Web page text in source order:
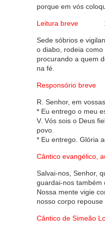
porque em vós
Leitura breve
Sede sóbrios e
o diabo, rodeia como
procurando a quem
na fé.
Responsório breve
R. Senhor, em
* Eu entrego o meu
V. Vós sois o Deus
povo.
* Eu entrego. Glória
Cântico evangélico,
Salvai-nos, Senhor,
guardai-nos também
Nossa mente vigie
nosso corpo repouse
Cântico de Simeão